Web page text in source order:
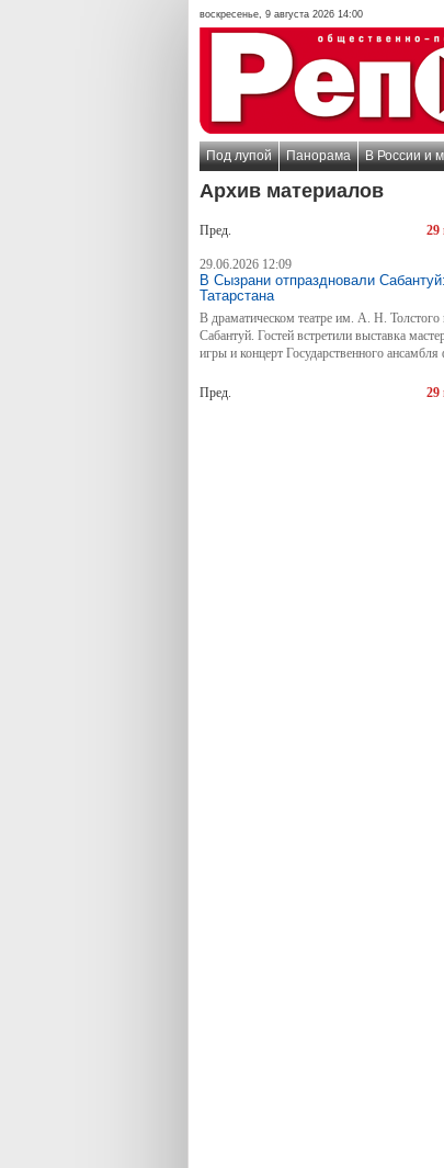
воскресенье, 9 августа 2026 14:00
Под лупой Панорама В России и
Архив материалов
Пред. 29
29.06.2026 12:09
В Сызрани отпраздновали
Татарстана
В драматическом театре им. А. Н.
Сабантуй. Гостей встретили выставка
игры и концерт Государственного
торжестве приняли участие представители
Пред.
29